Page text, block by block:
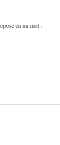
en un mot :